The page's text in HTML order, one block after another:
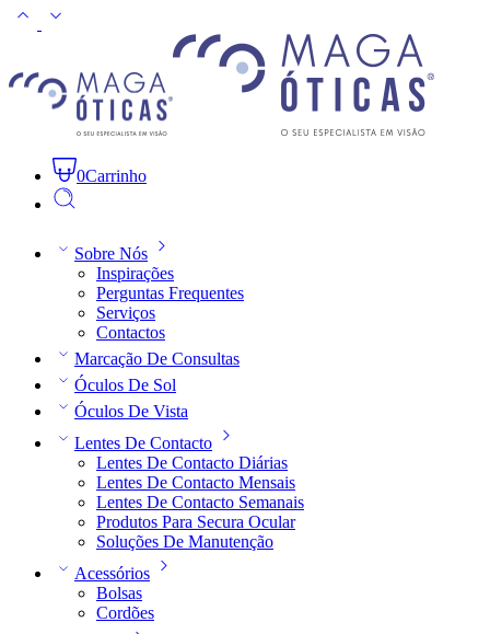
0Carrinho
Sobre Nós
Inspirações
Perguntas Frequentes
Serviços
Contactos
Marcação De Consultas
Óculos De Sol
Óculos De Vista
Lentes De Contacto
Lentes De Contacto Diárias
Lentes De Contacto Mensais
Lentes De Contacto Semanais
Produtos Para Secura Ocular
Soluções De Manutenção
Acessórios
Bolsas
Cordões